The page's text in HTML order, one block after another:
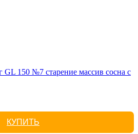
150 №7 старение массив сосна с
КУПИТЬ